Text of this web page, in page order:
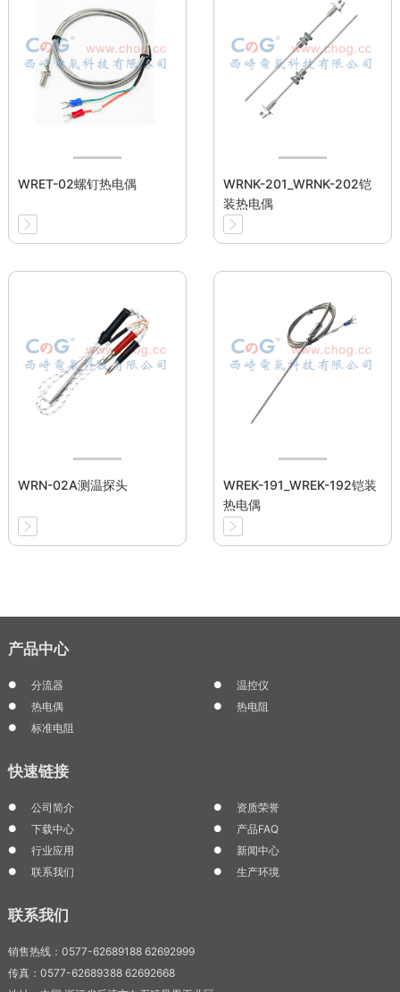
WRET-02螺钉热电偶
WRNK-201_WRNK-202铠
装热电偶
WRN-02A测温探头
WREK-191_WREK-192铠装
热电偶
产品中心
分流器
温控仪
热电偶
热电阻
标准电阻
快速链接
公司简介
资质荣誉
下载中心
产品FAQ
行业应用
新闻中心
联系我们
生产环境
联系我们
销售热线：0577-62689188 62692999
传真：0577-62689388 62692668